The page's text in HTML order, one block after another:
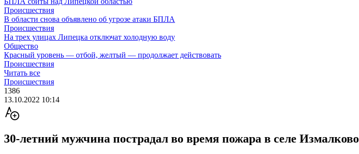
Происшествия
В области снова объявлено об угрозе атаки БПЛА
Происшествия
На трех улицах Липецка отключат холодную воду
Общество
Красный уровень — отбой, желтый — продолжает действовать
Происшествия
Читать все
Происшествия
1386
13.10.2022 10:14
30-летний мужчина пострадал во время пожара в селе Измалково